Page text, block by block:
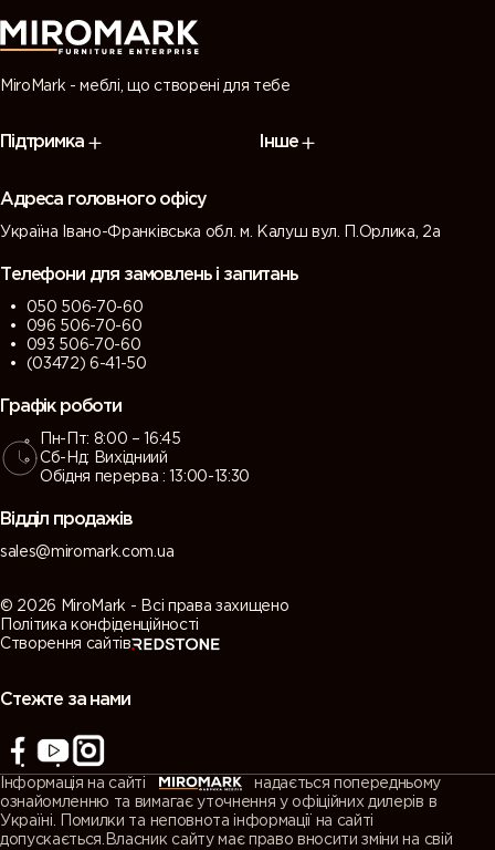
MiroMark - меблі, що створені для тебе
Підтримка Інше
Адреса головного офісу
Україна Івано-Франківська обл. м. Калуш вул. П.Орлика, 2а
Телефони для замовлень і запитань
050 506-70-60
096 506-70-60
093 506-70-60
(03472) 6-41-50
Графік роботи
Пн-Пт: 8:00 – 16:45
Сб-Нд: Вихідниий
Обідня перерва : 13:00-13:30
Відділ продажів
sales@miromark.com.ua
© 2026 MiroMark - Всі права захищено
Політика конфіденційності
Створення сайтів
Стежте за нами
Інформація на сайті
надається попередньому
ознайомленню та вимагає уточнення у офіційних дилерів в
Україні. Помилки та неповнота інформації на сайті
допускається.Власник сайту має право вносити зміни на свій